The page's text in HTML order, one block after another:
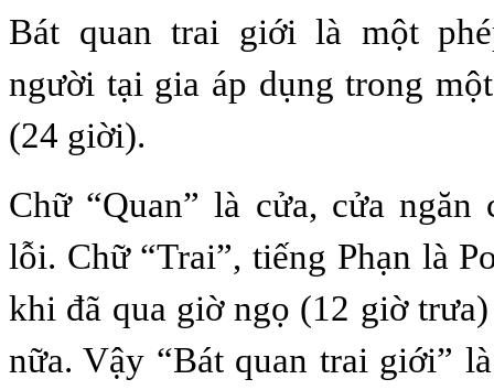
Bát quan trai giới là một
người tại gia áp dụng trong
(24 giời).
Chữ “Quan” là cửa, cửa
lỗi. Chữ “Trai”, tiếng Phạn là
khi đã qua giờ ngọ (12 giờ
nữa. Vậy “Bát quan trai giới”